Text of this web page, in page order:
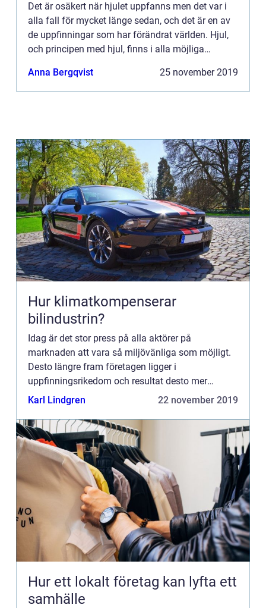
Det är osäkert när hjulet uppfanns men det var i
alla fall för mycket länge sedan, och det är en av
de uppfinningar som har förändrat världen. Hjul,
och principen med hjul, finns i alla möjliga
Anna Bergqvist 25 november 2019
Hur klimatkompenserar
bilindustrin?
Idag är det stor press på alla aktörer på
marknaden att vara så miljövänliga som möjligt.
Desto längre fram företagen ligger i
uppfinningsrikedom och resultat desto mer
intresserade blir konsumente...
Karl Lindgren 22 november 2019
Hur ett lokalt företag kan lyfta ett
samhälle